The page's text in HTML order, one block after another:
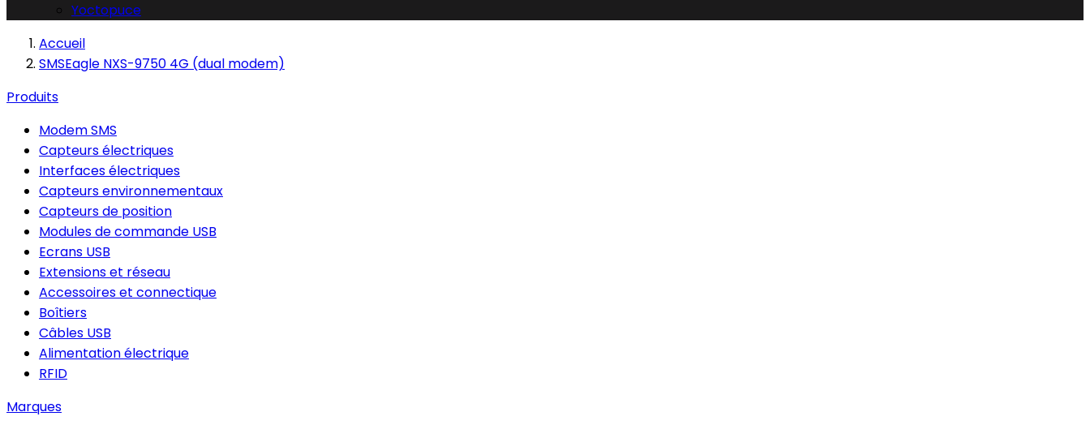
Yoctopuce
Accueil
SMSEagle NXS-9750 4G (dual modem)
Produits
Modem SMS
Capteurs électriques
Interfaces électriques
Capteurs environnementaux
Capteurs de position
Modules de commande USB
Ecrans USB
Extensions et réseau
Accessoires et connectique
Boîtiers
Câbles USB
Alimentation électrique
RFID
Marques